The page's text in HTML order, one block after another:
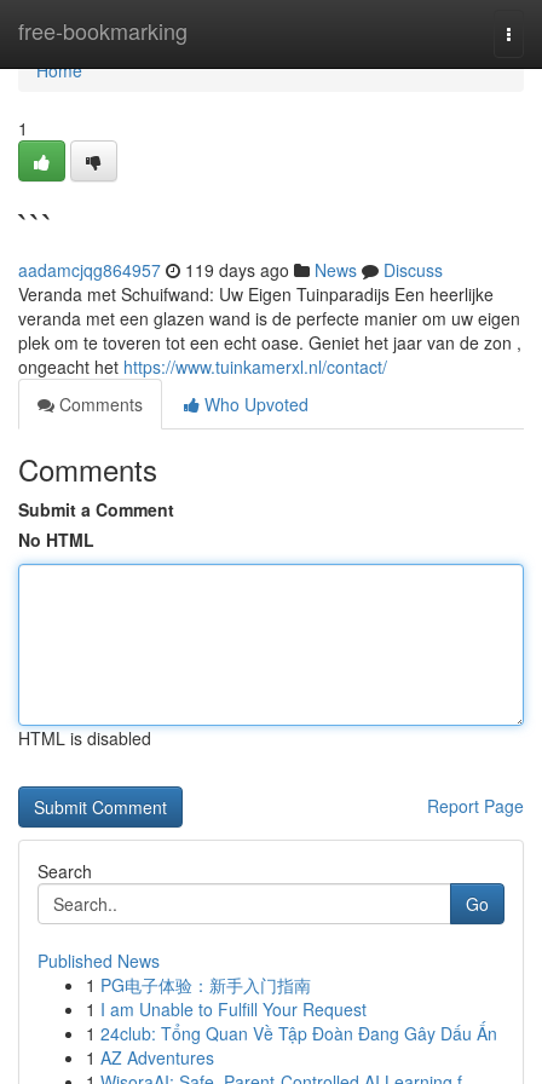
free-bookmarking
Home
Home
1
```
aadamcjqg864957 119 days ago News
Discuss
Veranda met Schuifwand: Uw Eigen Tuinparadijs Een heerlijke
veranda met een glazen wand is de perfecte manier om uw eigen
plek om te toveren tot een echt oase. Geniet het jaar van de zon ,
ongeacht het https://www.tuinkamerxl.nl/contact/
Comments
Who Upvoted
Comments
Submit a Comment
No HTML
HTML is disabled
Report Page
Search
Go
Published News
1 PG电子体验：新手入门指南
1 I am Unable to Fulfill Your Request
1 24club: Tổng Quan Về Tập Đoàn Đang Gây Dấu Ấn
1 AZ Adventures